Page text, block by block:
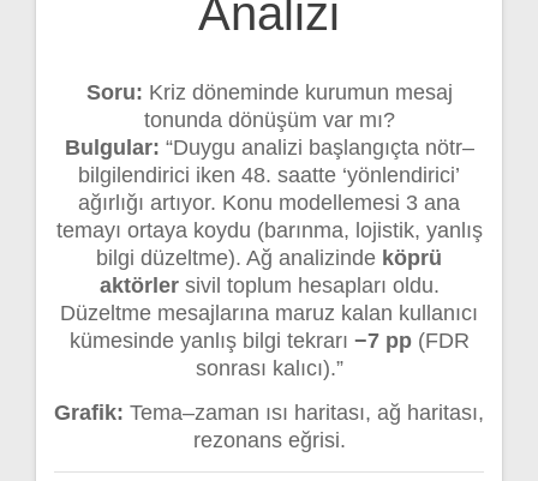
Analizi
Soru: Kriz döneminde kurumun mesaj
tonunda dönüşüm var mı?
Bulgular: “Duygu analizi başlangıçta nötr–
bilgilendirici iken 48. saatte ‘yönlendirici’
ağırlığı artıyor. Konu modellemesi 3 ana
temayı ortaya koydu (barınma, lojistik, yanlış
bilgi düzeltme). Ağ analizinde köprü
aktörlersivil toplum hesapları oldu.
Düzeltme mesajlarına maruz kalan kullanıcı
kümesinde yanlış bilgi tekrarı −7 pp(FDR
sonrası kalıcı).”
Grafik: Tema–zaman ısı haritası, ağ haritası,
rezonans eğrisi.